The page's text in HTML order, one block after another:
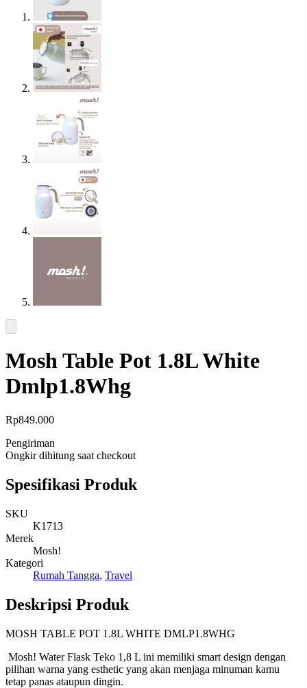
Mosh Table Pot 1.8L White
Dmlp1.8Whg
Rp849.000
Pengiriman
Ongkir dihitung saat checkout
Spesifikasi Produk
SKU
K1713
Merek
Mosh!
Kategori
Rumah Tangga, Travel
Deskripsi Produk
MOSH TABLE POT 1.8L WHITE DMLP1.8WHG
Mosh! Water Flask Teko 1,8 L ini memiliki smart design dengan
pilihan warna yang esthetic yang akan menjaga minuman kamu
tetap panas ataupun dingin.